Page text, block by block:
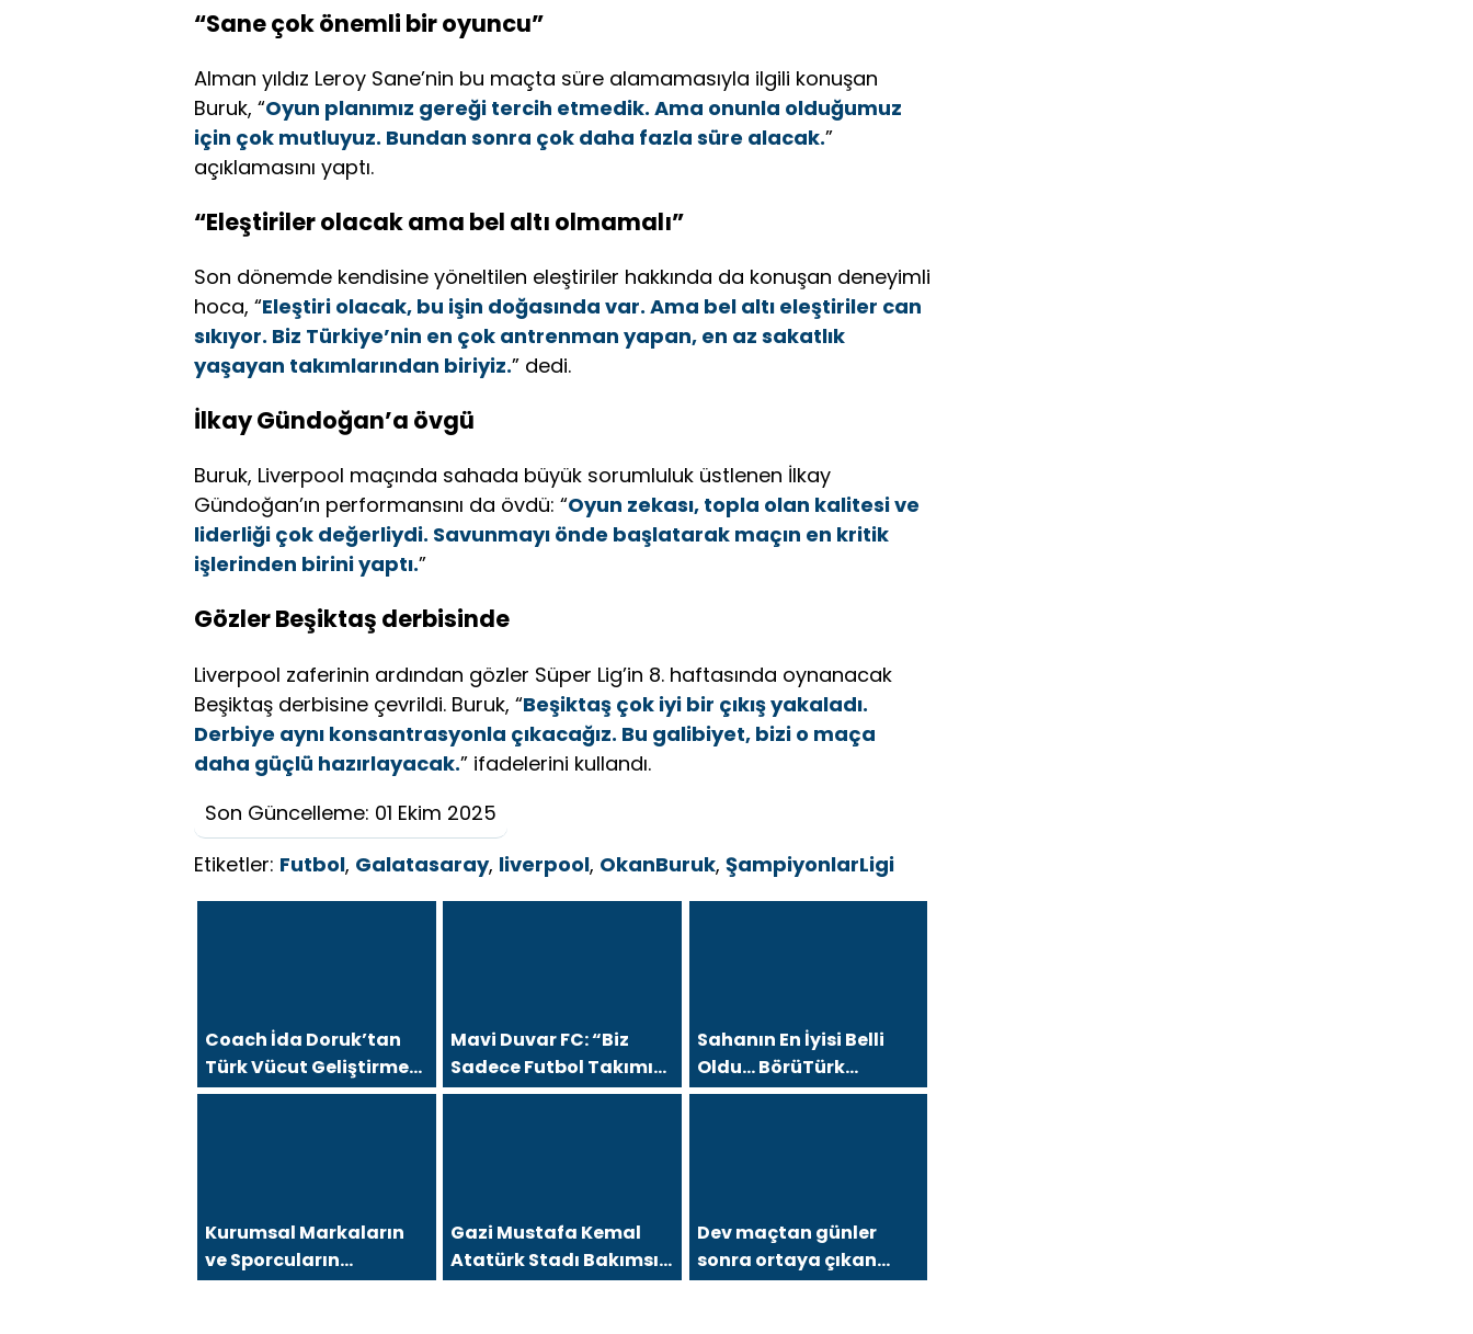
“Sane çok önemli bir oyuncu”
Alman yıldız Leroy Sane’nin bu maçta süre alamamasıyla ilgili konuşan
Buruk, “Oyun planımız gereği tercih etmedik. Ama onunla olduğumuz
için çok mutluyuz. Bundan sonra çok daha fazla süre alacak.”
açıklamasını yaptı.
“Eleştiriler olacak ama bel altı olmamalı”
Son dönemde kendisine yöneltilen eleştiriler hakkında da konuşan deneyimli
hoca, “Eleştiri olacak, bu işin doğasında var. Ama bel altı eleştiriler can
sıkıyor. Biz Türkiye’nin en çok antrenman yapan, en az sakatlık
yaşayan takımlarından biriyiz.” dedi.
İlkay Gündoğan’a övgü
Buruk, Liverpool maçında sahada büyük sorumluluk üstlenen İlkay
Gündoğan’ın performansını da övdü: “Oyun zekası, topla olan kalitesi ve
liderliği çok değerliydi. Savunmayı önde başlatarak maçın en kritik
işlerinden birini yaptı.”
Gözler Beşiktaş derbisinde
Liverpool zaferinin ardından gözler Süper Lig’in 8. haftasında oynanacak
Beşiktaş derbisine çevrildi. Buruk, “Beşiktaş çok iyi bir çıkış yakaladı.
Derbiye aynı konsantrasyonla çıkacağız. Bu galibiyet, bizi o maça
daha güçlü hazırlayacak.” ifadelerini kullandı.
Son Güncelleme: 01 Ekim 2025
Etiketler: Futbol, Galatasaray, liverpool, OkanBuruk, ŞampiyonlarLigi
Coach İda Doruk’tan
Türk Vücut Geliştirme
Tarinine Damga Vuran
Mavi Duvar FC: “Biz
Sadece Futbol Takımı
Değil, Büyük Bir Aileyiz”
Sahanın En İyisi Belli
Oldu… BörüTürk
Medya’dan Sezon
Kurumsal Markaların
ve Sporcuların
Arkasındaki Güçlü İsim:
Gazi Mustafa Kemal
Atatürk Stadı Bakımsız
mı Kaldı?
Dev maçtan günler
sonra ortaya çıkan
görüntü